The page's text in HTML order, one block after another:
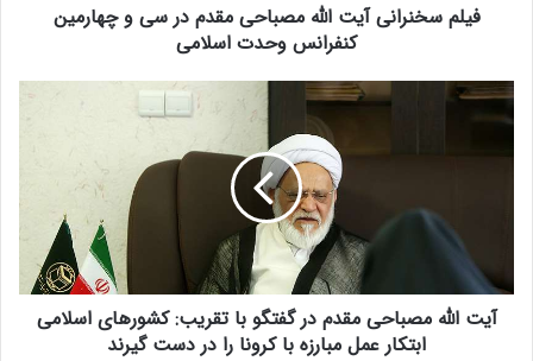
ی
ت
ل
ب
فیلم سخنرانی آیت الله مصباحی مقدم در سی و چهارمین
کنفرانس وحدت اسلامی
آ
ی
ص
آیت الله مصباحی مقدم در گفتگو با تقریب: کشورهای اسلامی
ابتکار عمل مبارزه با کرونا را در دست گیرند